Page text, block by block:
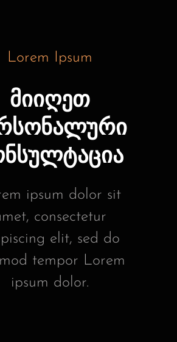
Lorem Ipsum
მიიღეთ
ipsum dolor sit
consectetur
elit, sed do
tempor Lorem
ipsum dolor.